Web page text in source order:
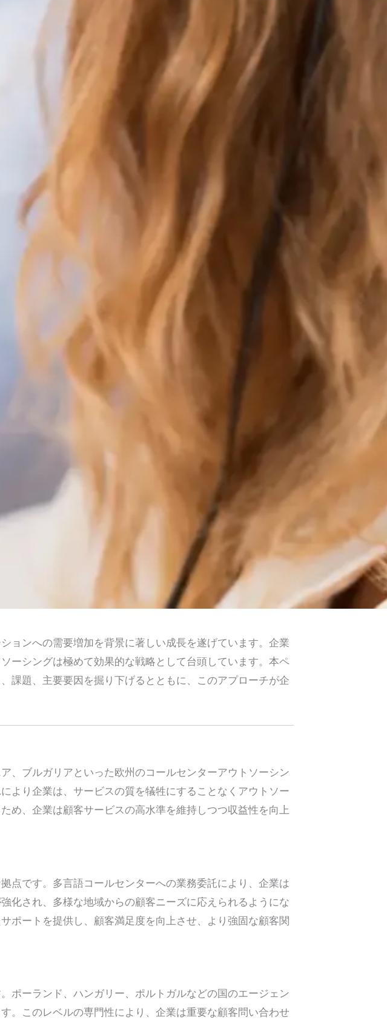
ョンへの需要増加を背景に著しい成長を遂げています。企業
ーシングは極めて効果的な戦略として台頭しています。本ペ
課題、主要要因を掘り下げるとともに、このアプローチが企
、ブルガリアといった欧州のコールセンターアウトソーシン
より企業は、サービスの質を犠牲にすることなくアウトソー
め、企業は顧客サービスの高水準を維持しつつ収益性を向上
点です。多言語コールセンターへの業務委託により、企業は
化され、多様な地域からの顧客ニーズに応えられるようにな
ポートを提供し、顧客満足度を向上させ、より強固な顧客関
ポーランド、ハンガリー、ポルトガルなどの国のエージェン
。このレベルの専門性により、企業は重要な顧客問い合わせ